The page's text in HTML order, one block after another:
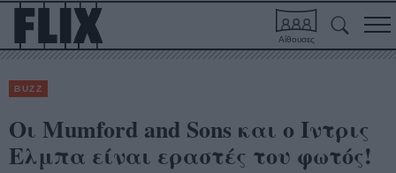
Αίθουσες
BUZZ
Οι Mumford and Sons και ο Ιντρις
Ελμπα είναι εραστές του φωτός!